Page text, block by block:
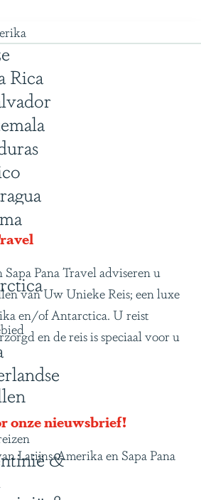
Rica
&
Pana Travel adviseren u
van Uw Unieke Reis; een luxe
en/of Antarctica. U reist
en de reis is speciaal voor u
onze nieuwsbrief!
Latijns-Amerika en Sapa Pana